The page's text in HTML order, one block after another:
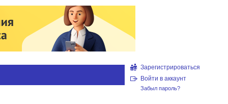
Зарегистрироваться
Войти в аккаунт
Забыл пароль?